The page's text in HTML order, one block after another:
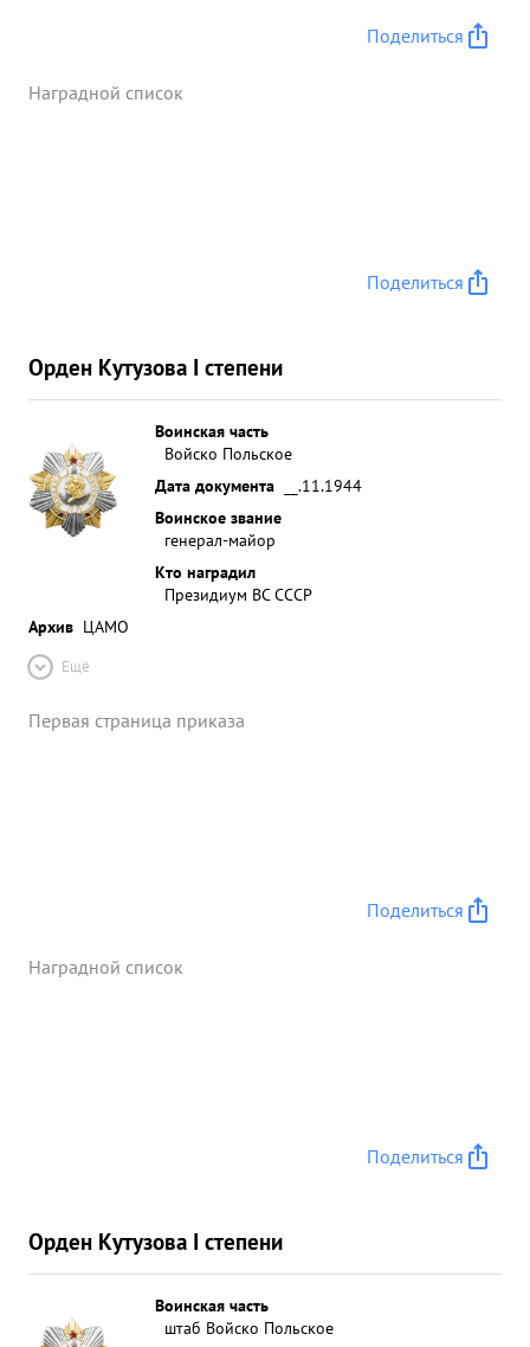
Поделиться
Наградной список
Поделиться
Орден Кутузова I степени
Воинская часть
Войско Польское
Дата документа
__.11.1944
Воинское звание
генерал-майор
Кто наградил
Президиум ВС СССР
Архив ЦАМО
Ещё
Первая страница приказа
Поделиться
Наградной список
Поделиться
Орден Кутузова I степени
Воинская часть
штаб Войско Польское